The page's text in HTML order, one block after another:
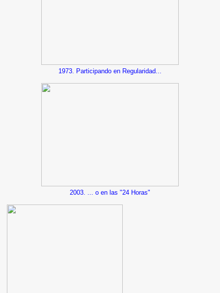
1973. Participando en Regularidad...
2003. ... o en las "24 Horas"